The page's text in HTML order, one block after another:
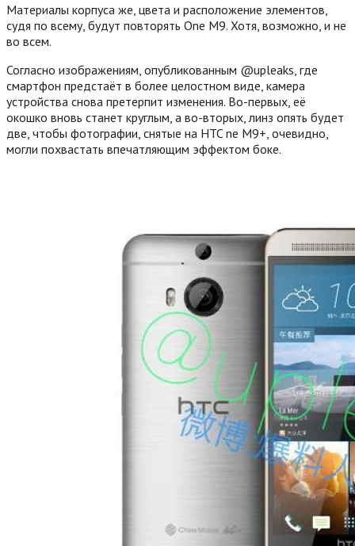
Материалы корпуса же, цвета и расположение элементов,
судя по всему, будут повторять One M9. Хотя, возможно, и не
во всем.
Согласно изображениям, опубликованным @upleaks, где
смартфон предстаёт в более целостном виде, камера
устройства снова претерпит изменения. Во-первых, её
окошко вновь станет круглым, а во-вторых, линз опять будет
две, чтобы фотографии, снятые на HTC ne M9+, очевидно,
могли похвастать впечатляющим эффектом боке.